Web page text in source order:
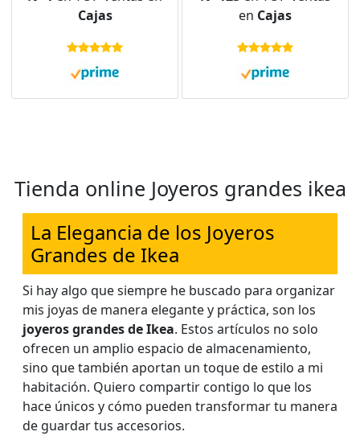
para Pendientes,
Anillos, Aretes,
Cajas
Pulseras, Anillos,
Collares, Blanco
en Cajas
Tienda online Joyeros grandes ikea
La Elegancia de los Joyeros
Grandes de Ikea
Si hay algo que siempre he buscado para organizar
mis joyas de manera elegante y práctica, son los
joyeros grandes de Ikea. Estos artículos no solo
ofrecen un amplio espacio de almacenamiento,
sino que también aportan un toque de estilo a mi
habitación. Quiero compartir contigo lo que los
hace únicos y cómo pueden transformar tu manera
de guardar tus accesorios.